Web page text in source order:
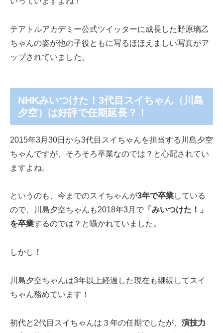
テアトルアカデミー公式ツイッターに成長した野原璃乙
ちゃんの姿が他の子役ともに写るほほえましい写真がア
ップされていました。
NHKみいつけた！3代目スイちゃん（川島
夕空）は好評で任期延長？！
2015年3月30日から3代目スイちゃんを担当する川島夕空
ちゃんですが、そろそろ卒業なのでは？と心配されてい
ますよね。
というのも、今までのスイちゃんが3年で卒業している
ので、川島夕空ちゃんも2018年3月で 「みいつけた！」
を卒業するのでは？と囁かれていました。
しかし！
川島夕空ちゃんは3年以上経過した現在も継続してスイ
ちゃん務めています！
初代と2代目スイちゃんは３年の任期でしたが、 演技力